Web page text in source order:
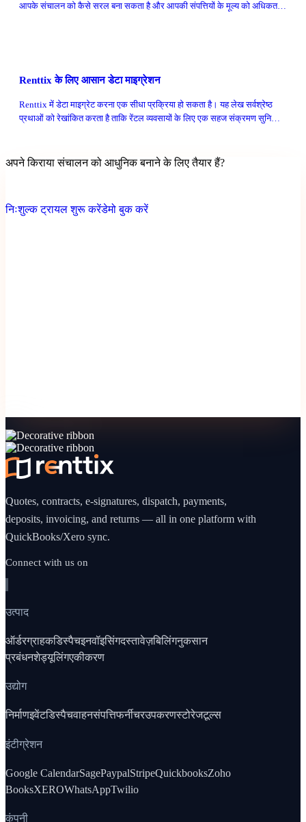
आपके संचालन को कैसे सरल बना सकता है और आपकी संपत्तियों के मूल्य को अधिकतम
Renttix के लिए आसान डेटा माइग्रेशन
Renttix में डेटा माइग्रेट करना एक सीधा प्रक्रिया हो सकता है। यह लेख सर्वश्रेष्ठ
प्रथाओं को रेखांकित करता है ताकि रेंटल व्यवसायों के लिए एक सहज संक्रमण सुनिश्चित
अपने किराया संचालन को आधुनिक बनाने के लिए तैयार हैं?
निःशुल्क ट्रायल शुरू करेंडेमो बुक करें
Quotes, contracts, e-signatures, dispatch, payments,
deposits, invoicing, and returns — all in one platform with
QuickBooks/Xero sync.
Connect with us on
उत्पाद
ऑर्डरग्राहकडिस्पैचइनवॉइसिंगदस्तावेज़बिलिंगनुकसान
प्रबंधनशेड्यूलिंगएकीकरण
उद्योग
निर्माणइवेंटडिस्पैचवाहनसंपत्तिफर्नीचरउपकरणस्टोरेजटूल्स
इंटीग्रेशन
Google CalendarSagePaypalStripeQuickbooksZoho
BooksXEROWhatsAppTwilio
कंपनी